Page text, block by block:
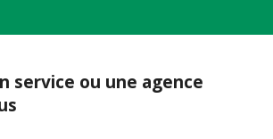
service ou une agence